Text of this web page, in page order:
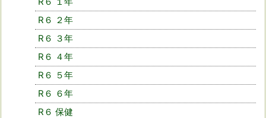
R６ ２年
R６ ３年
R６ ４年
R６ ５年
R６ ６年
R６ 保健